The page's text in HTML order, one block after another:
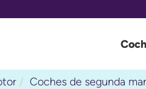
Coches de segunda